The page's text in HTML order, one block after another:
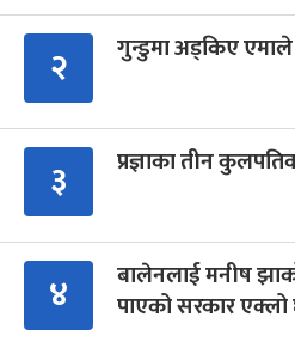
२ गुन्डुमा अड्किए
३ प्रज्ञाका तीन
४
बालेनलाई मनीष
पाएको सरकार